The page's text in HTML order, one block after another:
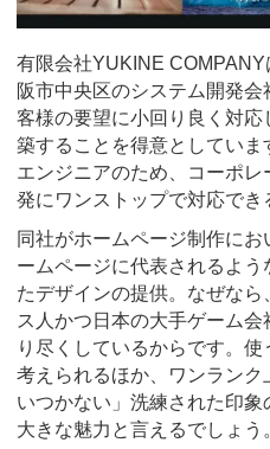
有限会社YUKINE
阪市中央区のシステム開発
客様の要望に小回り良く対
築することを得意としてい
エンジニアのため、コーポ
発にワンストップで対応でき
同社がホームページ制作に
ームページに代表されるよ
たデザインの提供。なぜな
ス人かつ日本の大手ゲーム
り尽くしているからです。
考えられるほか、ワンラン
いつかない」洗練された印
大きな魅力と言えるでしょう